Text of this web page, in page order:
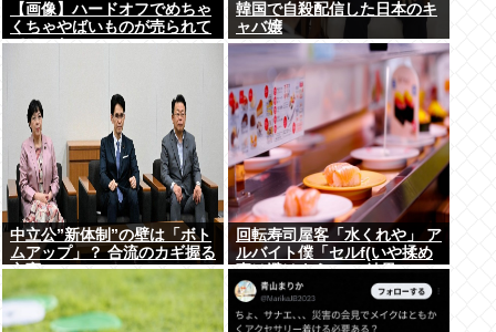
【画像】ハードオフでめちゃ
くちゃやばいものが売られて
てワロたwww
韓国で自殺配信した日本のキ
ャバ嬢
中立公”新体制”の壁は「ボト
ムアップ」？ 合流のカギ握る
立憲
回転寿司屋客「水くれや」 ア
ルバイト僕「セルf(いや揉め
事は避けよう)」→結果ｗｗ